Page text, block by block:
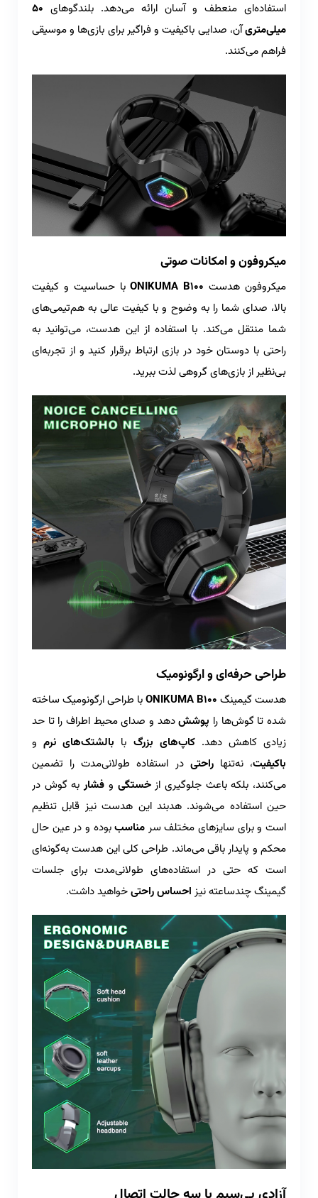
استفاده‌ای منعطف و آسان ارائه می‌دهد. بلندگوهای 50
میلی‌متریآن، صدایی باکیفیت و فراگیر برای بازی‌ها و موسیقی
فراهم می‌کنند.
میکروفون و امکانات صوتی
میکروفون هدست ONIKUMA B100با حساسیت و کیفیت
بالا، صدای شما را به وضوح و با کیفیت عالی به هم‌تیمی‌های
شما منتقل می‌کند. با استفاده از این هدست، می‌توانید به
راحتی با دوستان خود در بازی ارتباط برقرار کنید و از تجربه‌ای
بی‌نظیر از بازی‌های گروهی لذت ببرید.
طراحی حرفه‌ای و ارگونومیک
هدست گیمینگ ONIKUMA B100با طراحی ارگونومیک ساخته
شده تا گوش‌ها را پوششدهد و صدای محیط اطراف را تا حد
زیادی کاهش دهد.کاپ‌های بزرگ با بالشتک‌های نرمو
باکیفیت، نه‌تنهاراحتیدر استفاده طولانی‌مدت را تضمین
می‌کنند، بلکه باعث جلوگیری ازخستگی و فشار به گوش در
حین استفاده می‌شوند. هدبند این هدست نیز قابل تنظیم
است و برای سایزهای مختلف سر مناسببوده و در عین حال
محکم و پایدار باقی می‌ماند. طراحی کلی این هدست به‌گونه‌ای
است که حتی در استفاده‌های طولانی‌مدت برای جلسات
گیمینگ چندساعته نیز احساس راحتیخواهید داشت.